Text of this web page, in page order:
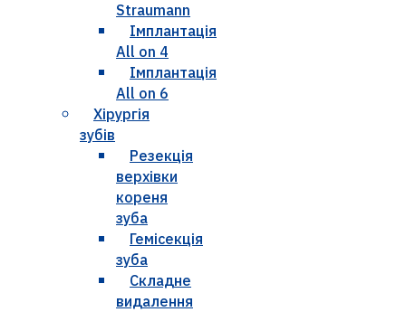
Straumann
Імплантація
All on 4
Імплантація
All on 6
Хірургія
зубів
Резекція
верхівки
кореня
зуба
Гемісекція
зуба
Складне
видалення